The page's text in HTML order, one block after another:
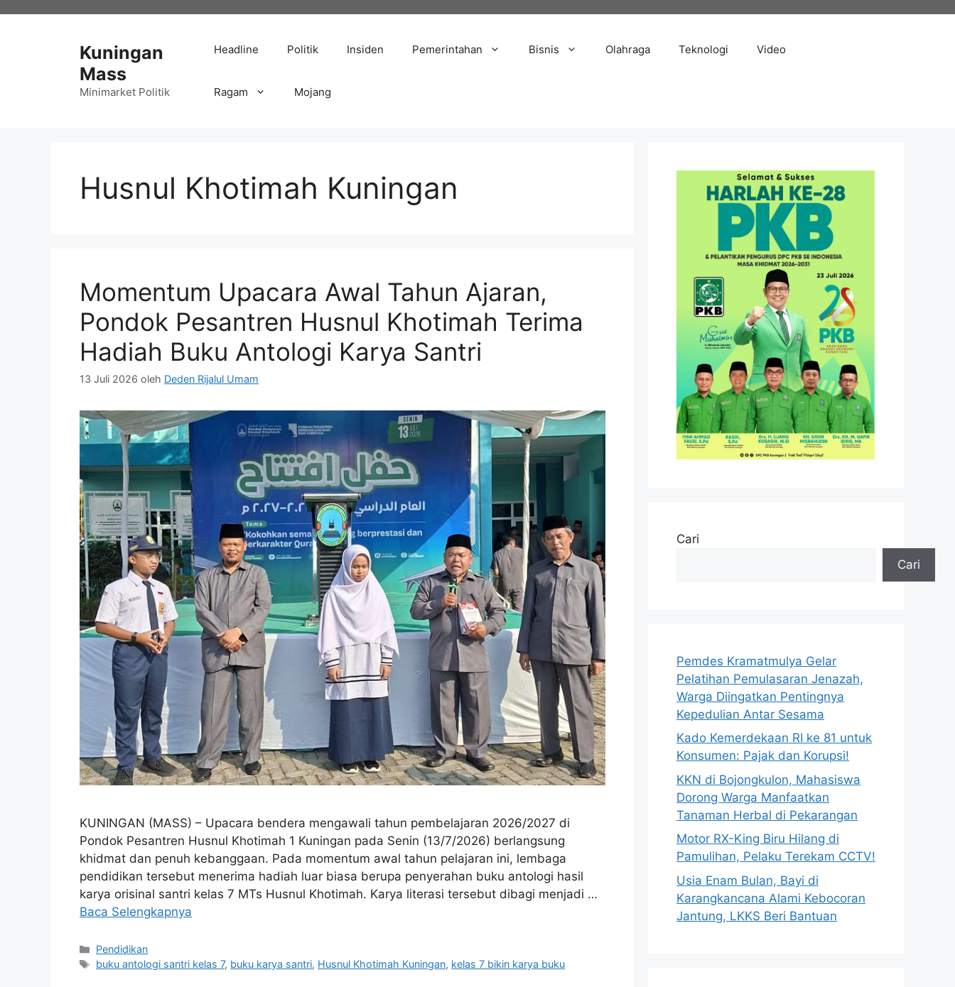
Kuningan
Mass
Minimarket Politik
Headline Politik Insiden Pemerintahan Bisnis Olahraga Teknologi Video
Ragam Mojang
Husnul Khotimah Kuningan
Momentum Upacara Awal Tahun Ajaran,
Pondok Pesantren Husnul Khotimah Terima
Hadiah Buku Antologi Karya Santri
13 Juli 2026 oleh Deden Rijalul Umam
KUNINGAN (MASS) – Upacara bendera mengawali tahun pembelajaran 2026/2027 di
Pondok Pesantren Husnul Khotimah 1 Kuningan pada Senin (13/7/2026) berlangsung
khidmat dan penuh kebanggaan. Pada momentum awal tahun pelajaran ini, lembaga
pendidikan tersebut menerima hadiah luar biasa berupa penyerahan buku antologi hasil
karya orisinal santri kelas 7 MTs Husnul Khotimah. Karya literasi tersebut dibagi menjadi …
Baca Selengkapnya
Kategori
Pendidikan
Tag
buku antologi santri kelas 7, buku karya santri, Husnul Khotimah Kuningan, kelas 7 bikin karya buku
Cari
Cari
Pemdes Kramatmulya Gelar
Pelatihan Pemulasaran Jenazah,
Warga Diingatkan Pentingnya
Kepedulian Antar Sesama
Kado Kemerdekaan RI ke 81 untuk
Konsumen: Pajak dan Korupsi!
KKN di Bojongkulon, Mahasiswa
Dorong Warga Manfaatkan
Tanaman Herbal di Pekarangan
Motor RX-King Biru Hilang di
Pamulihan, Pelaku Terekam CCTV!
Usia Enam Bulan, Bayi di
Karangkancana Alami Kebocoran
Jantung, LKKS Beri Bantuan